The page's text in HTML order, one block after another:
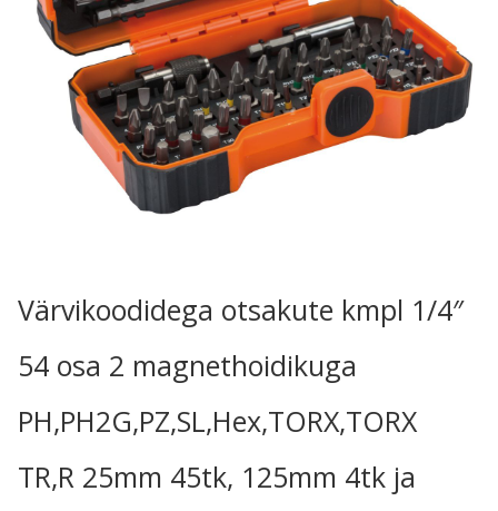
Värvikoodidega otsakute kmpl 1/4″
54 osa 2 magnethoidikuga
PH,PH2G,PZ,SL,Hex,TORX,TORX
TR,R 25mm 45tk, 125mm 4tk ja